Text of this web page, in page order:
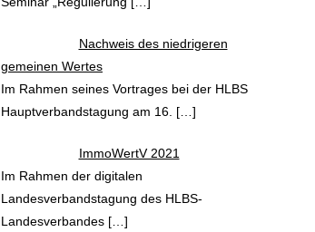
Nachweis des niedrigeren
gemeinen Wertes
Im Rahmen seines Vortrages bei der HLBS
Hauptverbandstagung am 16. […]
ImmoWertV 2021
Im Rahmen der digitalen
Landesverbandstagung des HLBS-
Landesverbandes […]